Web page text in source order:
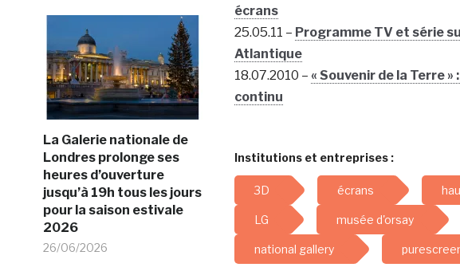
La Galerie nationale de
Londres prolonge ses
heures d’ouverture
jusqu’à 19h tous les jours
pour la saison estivale
2026
26/06/2026
écrans
25.05.11 – Programme TV et série
Atlantique
18.07.2010 – « Souvenir de la Terre
continu
Institutions et entreprises :
3D écrans
LG musée d'orsay
national gallery